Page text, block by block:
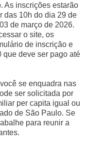
As inscrições estarão
das 10h do dia 29 de
de março de 2026.
o site, os
de inscrição e
que deve ser pago até
se enquadra nas
ser solicitada por
per capita igual ou
de São Paulo. Se
para reunir a